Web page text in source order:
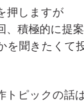
押しますが
、積極的に提
を聞きたくて
トピックの話